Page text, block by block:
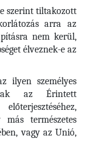
szerint tiltakozott
arra az
nem kerül,
élveznek-e az
ilyen személyes
az Érintett
más természetes
vagy az Unió,